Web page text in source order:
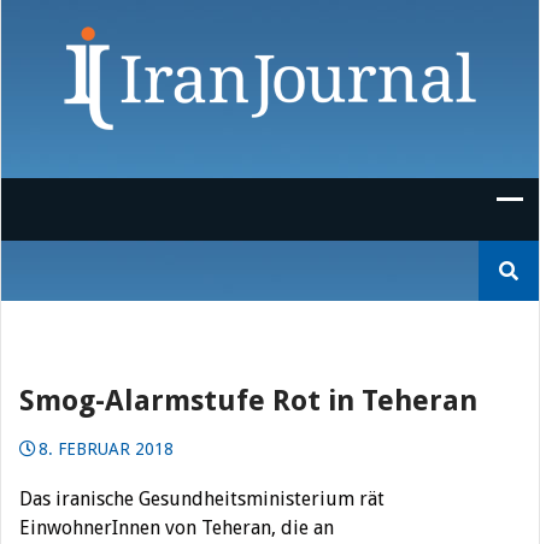
nach:
Smog-Alarmstufe Rot in Teheran
8. FEBRUAR 2018
Das iranische Gesundheitsministerium rät
EinwohnerInnen von Teheran, die an